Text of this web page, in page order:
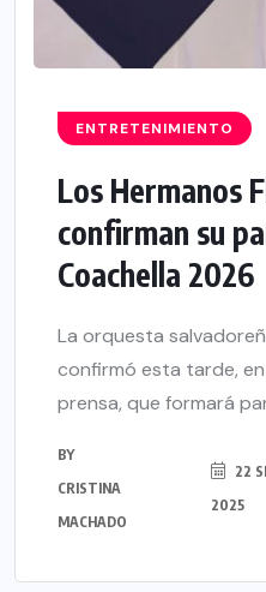
ENTRETENIMIENTO
Los Hermanos
confirman su
Coachella 2026
La orquesta
confirmó esta tarde,
prensa, que formará
BY
CRISTINA
MACHADO
22
2025